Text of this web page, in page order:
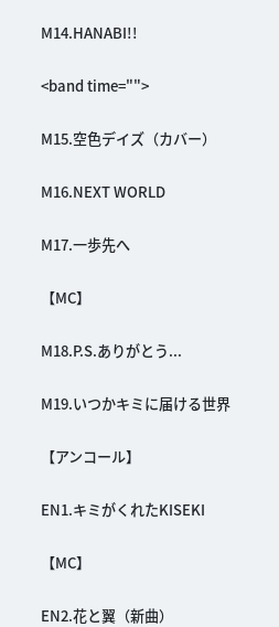
M14.HANABI!!
<band time="">
M15.空色デイズ（カバー）
M16.NEXT WORLD
M17.一歩先へ
【MC】
M18.P.S.ありがとう...
M19.いつかキミに届ける世界
【アンコール】
EN1.キミがくれたKISEKI
【MC】
EN2.花と翼（新曲）